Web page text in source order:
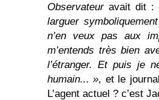
Observateuravait dit :
larguer
n’en veux pas aux
m’entends très bien
l’étranger. Et puis je
humain... », et le
L’agent actuel ? c’est